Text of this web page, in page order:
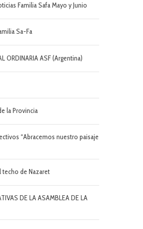
Familia Safa Mayo y Junio
Sa-Fa
ORDINARIA ASF (Argentina)
la Provincia
“Abracemos nuestro paisaje
de Nazaret
DE LA ASAMBLEA DE LA